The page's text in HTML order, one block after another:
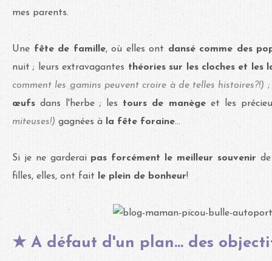
mes parents.
Une fête de famille, où elles ont dansé comme des
nuit ; leurs extravagantes théories sur les cloches et les
comment les gamins peuvent croire à de telles histoires?!) ;
œufs dans l'herbe ; les tours de manègeet les
miteuses!) gagnées à la fête foraine...
Si je ne garderai pas forcément le meilleur souvenir
filles, elles, ont fait
le plein de bonheur!
★ A défaut d'un plan... des